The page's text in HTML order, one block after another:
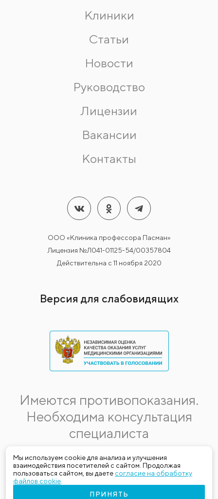
Мы используем cookie для анализа и улучшения
взаимодействия посетителей с сайтом. Продолжая
пользоваться сайтом, вы даете согласие на обработку
файлов cookie
ПРИНЯТЬ
Клиники
Статьи
Новости
Руководство
Лицензии
Вакансии
Контакты
ООО «Клиника профессора Пасман»
Лицензия №Л041-01125-54/00357804
Действительна с 11 ноября 2020
Версия для слабовидящих
Имеются противопоказания.
Необходима консультация
специалиста
Данная информация не является публичной офертой.
Стоимость, название и спектр услуг могут меняться.
Получить актуальную на момент обращения за медицинской
услугой информацию можно по телефону (383) 303-03-03